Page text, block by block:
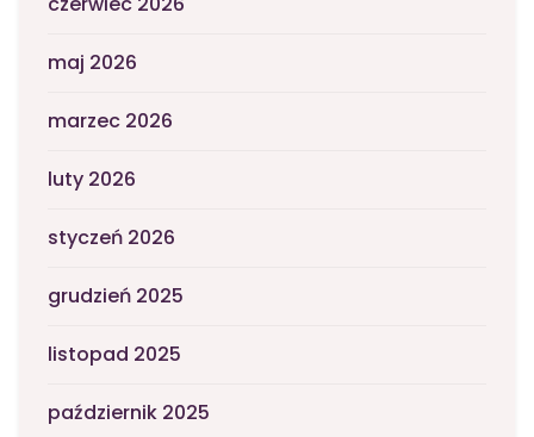
maj 2026
marzec 2026
luty 2026
styczeń 2026
grudzień 2025
listopad 2025
październik 2025